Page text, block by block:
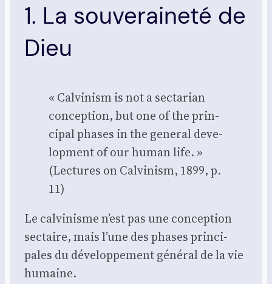
1. La souveraineté de
Dieu
« Cal­vi­nism is not a sec­ta­rian
concep­tion, but one of the prin­
ci­pal phases in the gene­ral deve­
lop­ment of our human life. »
(Lec­tures on Cal­vi­nism, 1899, p.
11)
Le cal­vi­nisme n’est pas une concep­tion
sec­taire, mais l’une des phases prin­ci­
pales du déve­lop­pe­ment géné­ral de la vie
humaine.